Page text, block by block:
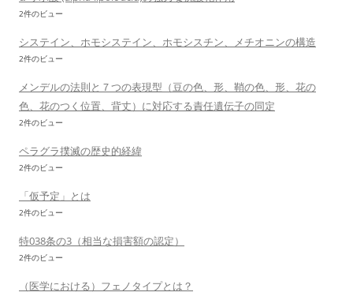
2件のビュー
システイン、ホモシステイン、ホモシスチン、メチオニンの構造
2件のビュー
メンデルの法則と７つの表現型（豆の色、形、鞘の色、形、花の
色、花のつく位置、背丈）に対応する責任遺伝子の同定
2件のビュー
ペラグラ撲滅の歴史的経緯
2件のビュー
「仮予定」とは
2件のビュー
特038条の3（相当な損害額の認定）
2件のビュー
（医学における）フェノタイプとは？